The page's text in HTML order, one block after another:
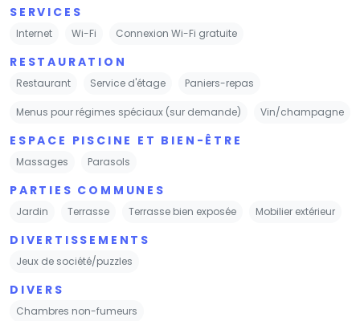
SERVICES
Internet Wi-Fi Connexion Wi-Fi gratuite
RESTAURATION
Restaurant Service d'étage Paniers-repas
Menus pour régimes spéciaux (sur demande) Vin/champagne
ESPACE PISCINE ET BIEN-ÊTRE
Massages Parasols
PARTIES COMMUNES
Jardin Terrasse Terrasse bien exposée Mobilier extérieur
DIVERTISSEMENTS
Jeux de société/puzzles
DIVERS
Chambres non-fumeurs